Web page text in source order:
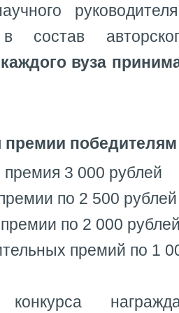
в состав
вуза
победителям
премия 3 000 рублей
по 2 500 рублей
по 2 000
премий по 1
конкурса